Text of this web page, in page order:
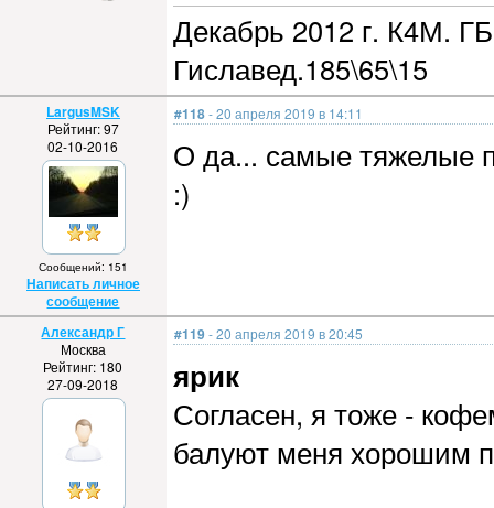
Декабрь 2012 г. К4М.
Гиславед.185\65\15
LargusMSK
Рейтинг: 97
02-10-2016
Сообщений: 151
Написать личное
сообщение
#118- 20 апреля 2019 в 14:11
О да... самые тяжелые
:)
Александр Г
Москва
Рейтинг: 180
27-09-2018
#119- 20 апреля 2019 в 20:45
ярик
Согласен, я тоже -
балуют меня хорошим